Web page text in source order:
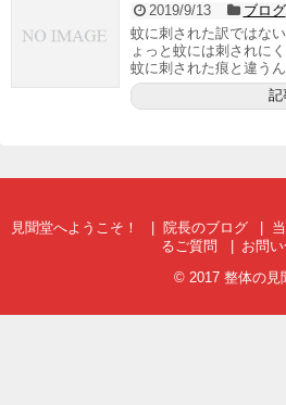
2019/9/13
ブログ
蚊に刺された訳ではな
ょっと蚊には刺されに
蚊に刺された痕と違う
記
見聞堂へようこそ！ 院長のブログ
るご質問
お問
© 2017 整体の見